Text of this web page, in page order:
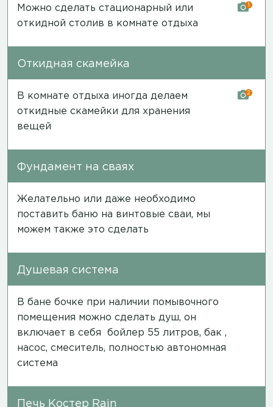
Можно сделать стационарный или
откидной столив в комнате отдыха
1
Откидная скамейка
В комнате отдыха иногда делаем
откидные скамейки для хранения
вещей
2
Фундамент на сваях
Желательно или даже необходимо
поставить баню на винтовые сваи, мы
можем также это сделать
Душевая система
В бане бочке при наличии помывочного
помещения можно сделать душ, он
включает в себя бойлер 55 литров, бак ,
насос, смеситель, полностью автономная
система
Печь Костер Rain